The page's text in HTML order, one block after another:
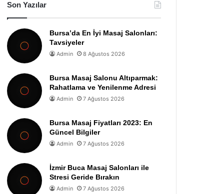
Son Yazılar
Bursa’da En İyi Masaj Salonları:
Tavsiyeler
Admin 8 Ağustos 2026
Bursa Masaj Salonu Altıparmak:
Rahatlama ve Yenilenme Adresi
Admin 7 Ağustos 2026
Bursa Masaj Fiyatları 2023: En
Güncel Bilgiler
Admin 7 Ağustos 2026
İzmir Buca Masaj Salonları ile
Stresi Geride Bırakın
Admin 7 Ağustos 2026